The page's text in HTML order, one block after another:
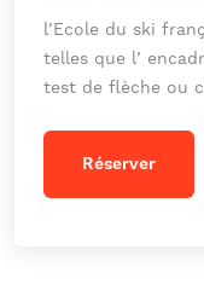
l’Ecole du ski
telles que l’
test de flèche ou
Réserver